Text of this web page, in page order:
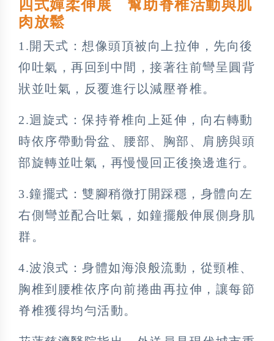
四式嬋柔伸展 幫助脊椎活動與肌
肉放鬆
1.開天式：想像頭頂被向上拉伸，先向後
仰吐氣，再回到中間，接著往前彎呈圓背
狀並吐氣，反覆進行以減壓脊椎。
2.迴旋式：保持脊椎向上延伸，向右轉動
時依序帶動骨盆、腰部、胸部、肩膀與頭
部旋轉並吐氣，再慢慢回正後換邊進行。
3.鐘擺式：雙腳稍微打開踩穩，身體向左
右側彎並配合吐氣，如鐘擺般伸展側身肌
群。
4.波浪式：身體如海浪般流動，從頸椎、
胸椎到腰椎依序向前捲曲再拉伸，讓每節
脊椎獲得均勻活動。